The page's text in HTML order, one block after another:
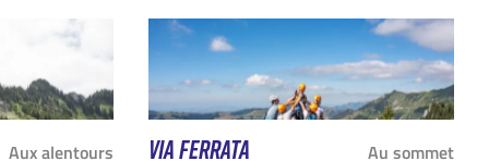
Aux alentours VIA FERRATA Au sommet